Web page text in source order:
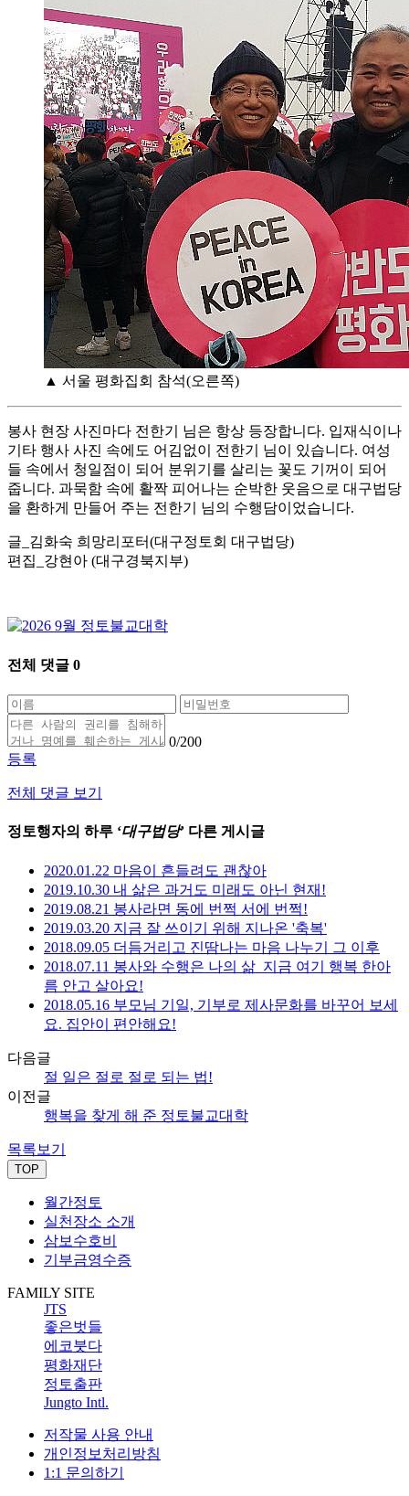
▲ 서울 평화집회 참석(오른쪽)
봉사 현장 사진마다 전한기 님은 항상 등장합니다. 입재식이나
기타 행사 사진 속에도 어김없이 전한기 님이 있습니다. 여성
들 속에서 청일점이 되어 분위기를 살리는 꽃도 기꺼이 되어
줍니다. 과묵함 속에 활짝 피어나는 순박한 웃음으로 대구법당
을 환하게 만들어 주는 전한기 님의 수행담이었습니다.
글_김화숙 희망리포터(대구정토회 대구법당)
편집_강현아 (대구경북지부)
전체 댓글 0
0/200
등록
전체 댓글 보기
정토행자의 하루 ‘대구법당’ 다른 게시글
2020.01.22 마음이 흔들려도 괜찮아
2019.10.30 내 삶은 과거도 미래도 아닌 현재!
2019.08.21 봉사라면 동에 번쩍 서에 번쩍!
2019.03.20 지금 잘 쓰이기 위해 지나온 '축복'
2018.09.05 더듬거리고 진땀나는 마음 나누기 그 이후
2018.07.11 봉사와 수행은 나의 삶_지금 여기 행복 한아
름 안고 살아요!
2018.05.16 부모님 기일, 기부로 제사문화를 바꾸어 보세
요. 집안이 편안해요!
다음글
절 일은 절로 절로 되는 법!
이전글
행복을 찾게 해 준 정토불교대학
목록보기
TOP
월간정토
실천장소 소개
삼보수호비
기부금영수증
FAMILY SITE
JTS
좋은벗들
에코붓다
평화재단
정토출판
Jungto Intl.
저작물 사용 안내
개인정보처리방침
1:1 문의하기